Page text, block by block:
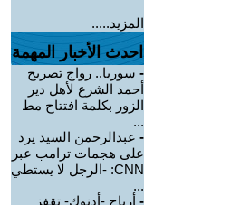
المزيد.....
احدث الأخبار المهمة
- سوريا.. رواج تصريح
أحمد الشرع لأهل دير
الزور بكلمة افتتاح مط
...
- عبدالرحمن السيد يرد
على هجمات ترامب عبر
CNN: -الرجل لا يستطي
...
- أرباح -أدنوك- تقفز